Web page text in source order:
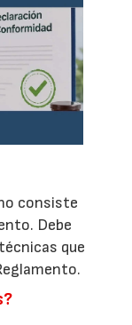
consiste
Debe
que